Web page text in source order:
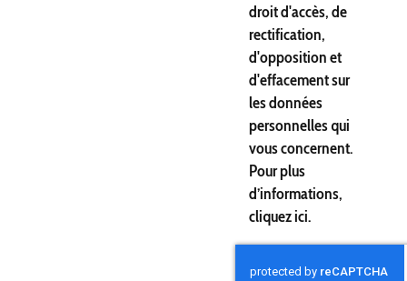
droit d'accès, de
rectification,
d'opposition et
d'effacement sur
les données
personnelles qui
vous concernent.
Pour plus
d’informations,
cliquezici.